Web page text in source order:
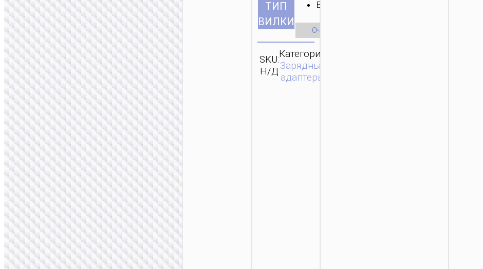
ТИП
ВИЛКИ
EU
Очистить
SKU:
Н/Д
Категория:
Зарядные
адаптеры